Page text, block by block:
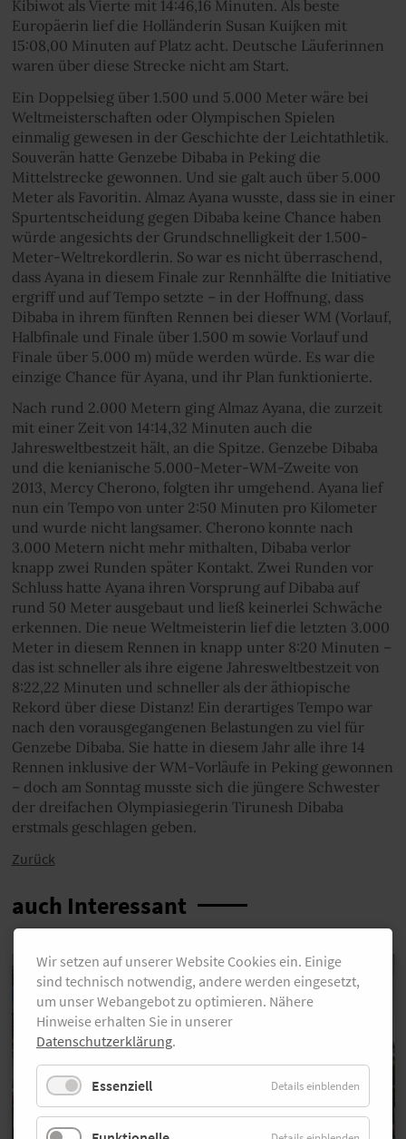
Kibiwot als Vierte mit 14:46,16 Minuten. Als beste
Europäerin lief die Holländerin Susan Kuijken mit
15:08,00 Minuten auf Platz acht. Deutsche Läuferinnen
waren über diese Strecke nicht am Start.
Ein Doppelsieg über 1.500 und 5.000 Meter wäre bei
Weltmeisterschaften oder Olympischen Spielen
einmalig gewesen in der Geschichte der Leichtathletik.
Souverän hatte Genzebe Dibaba in Peking die
Mittelstrecke gewonnen. Und sie galt auch über 5.000
Meter als Favoritin. Almaz Ayana wusste, dass sie in einer
Spurtentscheidung gegen Dibaba keine Chance haben
würde angesichts der Grundschnelligkeit der 1.500-
Meter-Weltrekordlerin. So war es nicht überraschend,
dass Ayana in diesem Finale zur Rennhälfte die Initiative
ergriff und auf Tempo setzte – in der Hoffnung, dass
Dibaba in ihrem fünften Rennen bei dieser WM (Vorlauf,
Halbfinale und Finale über 1.500 m sowie Vorlauf und
Finale über 5.000 m) müde werden würde. Es war die
einzige Chance für Ayana, und ihr Plan funktionierte.
Nach rund 2.000 Metern ging Almaz Ayana, die zurzeit
mit einer Zeit von 14:14,32 Minuten auch die
Jahresweltbestzeit hält, an die Spitze. Genzebe Dibaba
und die kenianische 5.000-Meter-WM-Zweite von
2013, Mercy Cherono, folgten ihr umgehend. Ayana lief
nun ein Tempo von unter 2:50 Minuten pro Kilometer
und wurde nicht langsamer. Cherono konnte nach
3.000 Metern nicht mehr mithalten, Dibaba verlor
knapp zwei Runden später Kontakt. Zwei Runden vor
Schluss hatte Ayana ihren Vorsprung auf Dibaba auf
rund 50 Meter ausgebaut und ließ keinerlei Schwäche
erkennen. Die neue Weltmeisterin lief die letzten 3.000
Meter in diesem Rennen in knapp unter 8:20 Minuten –
das ist schneller als ihre eigene Jahresweltbestzeit von
8:22,22 Minuten und schneller als der äthiopische
Rekord über diese Distanz! Ein derartiges Tempo war
nach den vorausgegangenen Belastungen zu viel für
Genzebe Dibaba. Sie hatte in diesem Jahr alle ihre 14
Rennen inklusive der WM-Vorläufe in Peking gewonnen
– doch am Sonntag musste sich die jüngere Schwester
der dreifachen Olympiasiegerin Tirunesh Dibaba
erstmals geschlagen geben.
Zurück
auch Interessant
Wir setzen auf unserer Website Cookies ein. Einige
sind technisch notwendig, andere werden eingesetzt,
um unser Webangebot zu optimieren. Nähere
Hinweise erhalten Sie in unserer
Datenschutzerklärung.
Essenziell Details einblenden